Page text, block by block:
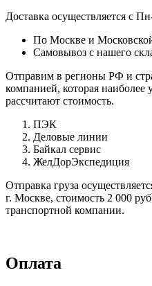
Доставка осуществляется с
По Москве и
Самовывоз с нашего
Отправим в регионы РФ и
компанией, которая
рассчитают стоимость.
ПЭК
Деловые линии
Байкал сервис
ЖелДорЭкспедиция
Отправка груза
г. Москве, стоимость 2 000
транспортной компании.
Оплата